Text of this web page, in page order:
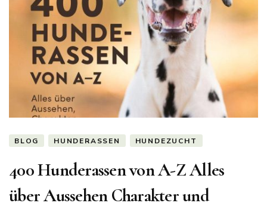
BLOG HUNDERASSEN HUNDEZUCHT
400 Hunderassen von A-Z Alles
über Aussehen Charakter und